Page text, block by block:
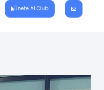
Únete Al Club